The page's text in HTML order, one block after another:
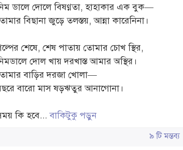
ডালে দোলে বিষণ্ণতা, হাহাকার এক বুক—
বিছানা জুড়ে তলস্তয়, আন্না কারেনিনা।
শেষে, শেষ পাতায় তোমার চোখ স্থির,
দোল খায় দরখাস্ত আমার অস্থির।
বাড়ির দরজা খোলা—
বারো মাস ষড়ঋতুর আনাগোনা।
কি হবে...বাকিটুকু পড়ুন
৯ টি মন্তব্য